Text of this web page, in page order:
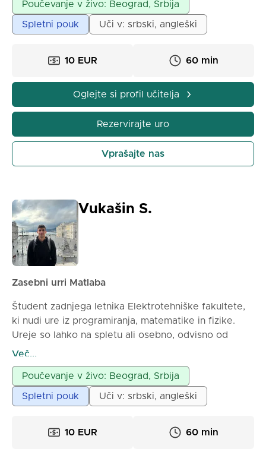
Poučevanje v živo: Beograd, Srbija
Spletni pouk Uči v: srbski, angleški
10 EUR 60 min
Oglejte si profil učitelja
Rezervirajte uro
Vprašajte nas
Vukašin S.
Zasebni urri Matlaba
Študent zadnjega letnika Elektrotehniške fakultete,
ki nudi ure iz programiranja, matematike in fizike.
Ureje so lahko na spletu ali osebno, odvisno od
dogovorene ureditve
Več...
Poučevanje v živo: Beograd, Srbija
Spletni pouk Uči v: srbski, angleški
10 EUR 60 min